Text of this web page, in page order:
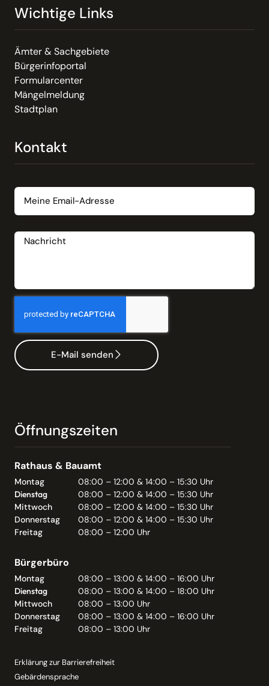
Wichtige Links
Ämter & Sachgebiete
Bürgerinfoportal
Formularcenter
Mängelmeldung
Stadtplan
Kontakt
E-Mail senden
Öffnungszeiten
Rathaus & Bauamt
Montag
08:00 – 12:00 & 14:00 – 15:30 Uhr
Dienstag
08:00 – 12:00 & 14:00 – 15:30 Uhr
Mittwoch
08:00 – 12:00 & 14:00 – 15:30 Uhr
Donnerstag
08:00 – 12:00 & 14:00 – 15:30 Uhr
Freitag
08:00 – 12:00 Uhr
Bürgerbüro
Montag
08:00 – 13:00 & 14:00 – 16:00 Uhr
Dienstag
08:00 – 13:00 & 14:00 – 18:00 Uhr
Mittwoch
08:00 – 13:00 Uhr
Donnerstag
08:00 – 13:00 & 14:00 – 16:00 Uhr
Freitag
08:00 – 13:00 Uhr
Erklärung zur Barrierefreiheit
Gebärdensprache